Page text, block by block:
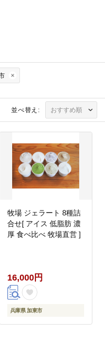
並べ替え:
牧場 ジェラート 8種詰
合せ[ アイス 低脂肪 濃
厚 食べ比べ 牧場直営 ]
16,000円
兵庫県 加東市